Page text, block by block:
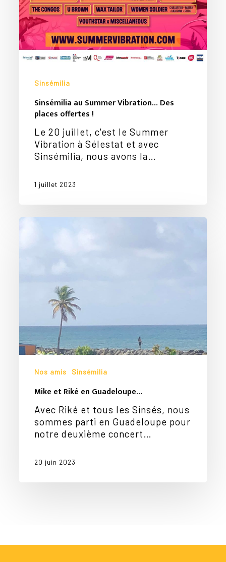
Sinsémilia
Sinsémilia au Summer Vibration… Des
places offertes !
Le 20 juillet, c'est le Summer
Vibration à Sélestat et avec
Sinsémilia, nous avons la…
1 juillet 2023
Mike
Riké
Guadeloupe…
Nos amis Sinsémilia
Mike et Riké en Guadeloupe…
Avec Riké et tous les Sinsés, nous
sommes parti en Guadeloupe pour
notre deuxième concert…
20 juin 2023